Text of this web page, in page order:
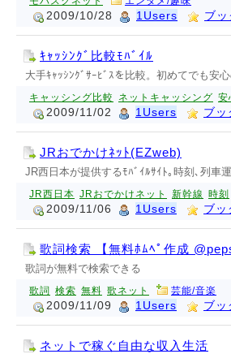
2009/10/28 1Users ブ
ｷｬｯｼﾝｸﾞ比較ﾓﾊﾞｲﾙ
大手ｷｬｯｼﾝｸﾞｻｰﾋﾞｽを比較。初めてでも安
キャッシング比較 ネットキャッシング 安
2009/11/02 1Users ブッ
JRおでかけﾈｯﾄ(EZweb)
JR西日本が提供するﾓﾊﾞｲﾙｻｲﾄ｡時刻､列車
JR西日本 JRおでかけネット 新幹線 時刻
2009/11/06 1Users ブッ
歌詞検索 【無料ﾎﾑﾍﾟ作成
歌詞が無料で検索できる
歌詞 検索 無料 歌ネット 芸能/音楽
2009/11/09 1Users ブッ
ネットで稼ぐ自由な収入生活